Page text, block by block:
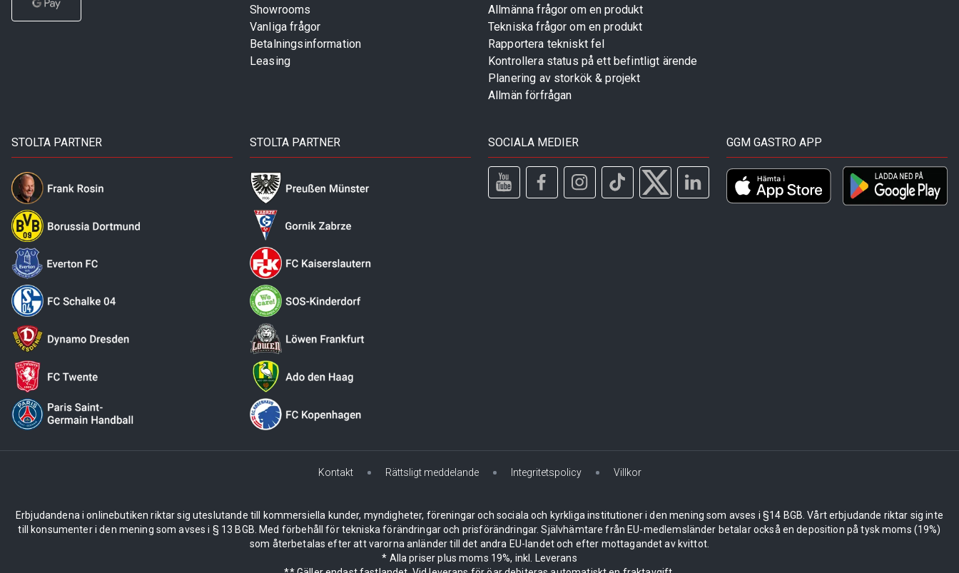
Showrooms
Vanliga frågor
Betalningsinformation
Leasing
Allmänna frågor om en produkt
Tekniska frågor om en produkt
Rapportera tekniskt fel
Kontrollera status på ett befintligt ärende
Planering av storkök & projekt
Allmän förfrågan
STOLTA PARTNER STOLTA PARTNER SOCIALA MEDIER GGM GASTRO APP
Kontakt Rättsligt meddelande Integritetspolicy Villkor
Erbjudandena i onlinebutiken riktar sig uteslutande till kommersiella kunder, myndigheter, föreningar och sociala och kyrkliga institutioner i den mening som avses i §14 BGB. Vårt erbjudande riktar sig inte
till konsumenter i den mening som avses i § 13 BGB. Med förbehåll för tekniska förändringar och prisförändringar. Självhämtare från EU-medlemsländer betalar också en deposition på tysk moms (19%)
som återbetalas efter att varorna anländer till det andra EU-landet och efter mottagandet av kvittot.
* Alla priser plus moms 19%, inkl. Leverans